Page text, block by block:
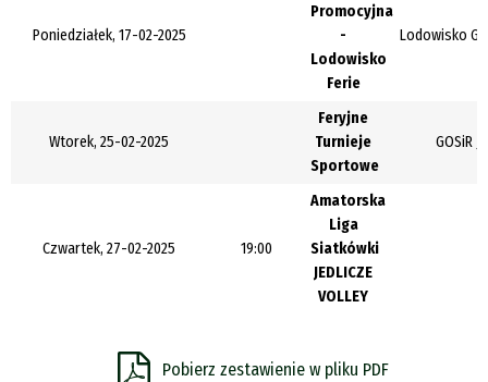
Poniedziałek, 17-02-2025
Promocyjna
-
Lodowisko
Ferie
Lodowisko
Wtorek, 25-02-2025
Feryjne
Turnieje
Sportowe
GOSiR
Czwartek, 27-02-2025 19:00
Amatorska
Liga
Siatkówki
JEDLICZE
VOLLEY
Pobierz zestawienie w pliku PDF